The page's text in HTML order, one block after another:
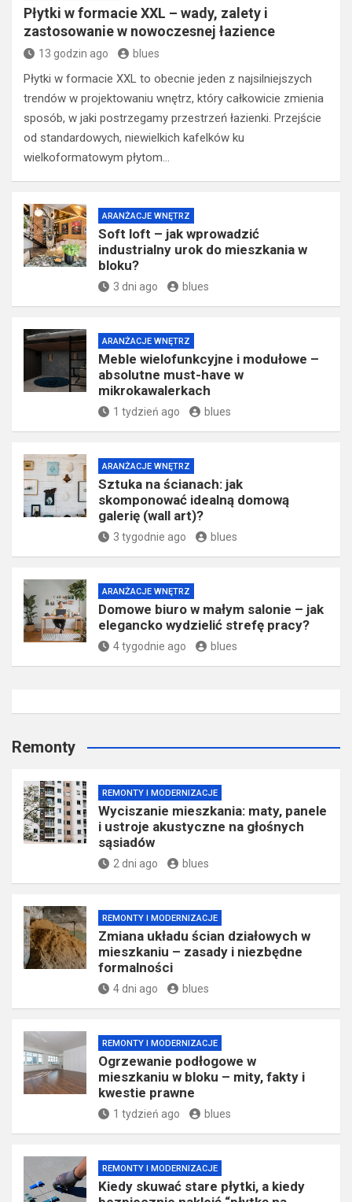
Płytki w formacie XXL – wady, zalety i
zastosowanie w nowoczesnej łazience
13 godzin ago blues
Płytki w formacie XXL to obecnie jeden z najsilniejszych
trendów w projektowaniu wnętrz, który całkowicie zmienia
sposób, w jaki postrzegamy przestrzeń łazienki. Przejście
od standardowych, niewielkich kafelków ku
wielkoformatowym płytom…
ARANŻACJE WNĘTRZ
Soft loft – jak wprowadzić
industrialny urok do mieszkania w
bloku?
3 dni ago blues
ARANŻACJE WNĘTRZ
Meble wielofunkcyjne i modułowe –
absolutne must-have w
mikrokawalerkach
1 tydzień ago blues
ARANŻACJE WNĘTRZ
Sztuka na ścianach: jak
skomponować idealną domową
galerię (wall art)?
3 tygodnie ago blues
ARANŻACJE WNĘTRZ
Domowe biuro w małym salonie – jak
elegancko wydzielić strefę pracy?
4 tygodnie ago blues
Remonty
REMONTY I MODERNIZACJE
Wyciszanie mieszkania: maty, panele
i ustroje akustyczne na głośnych
sąsiadów
2 dni ago blues
REMONTY I MODERNIZACJE
Zmiana układu ścian działowych w
mieszkaniu – zasady i niezbędne
formalności
4 dni ago blues
REMONTY I MODERNIZACJE
Ogrzewanie podłogowe w
mieszkaniu w bloku – mity, fakty i
kwestie prawne
1 tydzień ago blues
REMONTY I MODERNIZACJE
Kiedy skuwać stare płytki, a kiedy